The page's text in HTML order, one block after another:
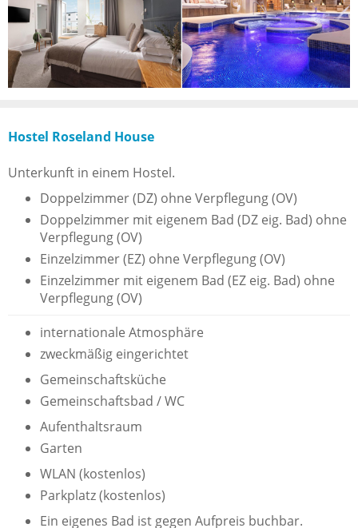
Hostel Roseland House
Unterkunft in einem Hostel.
Doppelzimmer (DZ) ohne Verpflegung (OV)
Doppelzimmer mit eigenem Bad (DZ eig. Bad) ohne
Verpflegung (OV)
Einzelzimmer (EZ) ohne Verpflegung (OV)
Einzelzimmer mit eigenem Bad (EZ eig. Bad) ohne
Verpflegung (OV)
internationale Atmosphäre
zweckmäßig eingerichtet
Gemeinschaftsküche
Gemeinschaftsbad / WC
Aufenthaltsraum
Garten
WLAN (kostenlos)
Parkplatz (kostenlos)
Ein eigenes Bad ist gegen Aufpreis buchbar.